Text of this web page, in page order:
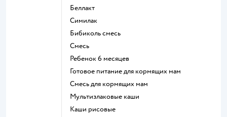
беллакт
симилак
бибиколь смесь
смесь
ребенок 6 месяцев
готовое питание для кормящих мам
смесь для кормящих мам
Мультизлаковые каши
Каши рисовые